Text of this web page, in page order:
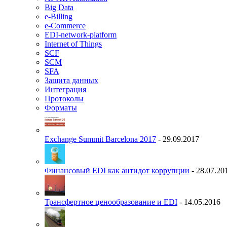
Big Data
e-Billing
e-Commerce
EDI-network-platform
Internet of Things
SCF
SCM
SFA
Защита данных
Интеграция
Протоколы
Форматы
Exchange Summit Barcelona 2017 - 29.09.2017
Финансовый EDI как антидот коррупции -
Трансфертное ценообразование и EDI - 14.05.2016